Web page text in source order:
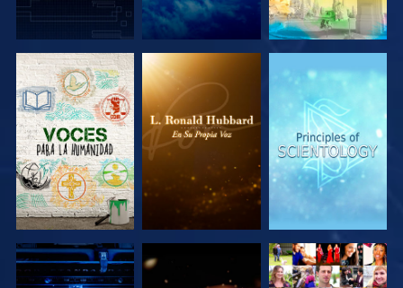
EXPLORA LAS
SERIES
EXPLORA LAS
SERIES
EXPLORA LAS
SERIES